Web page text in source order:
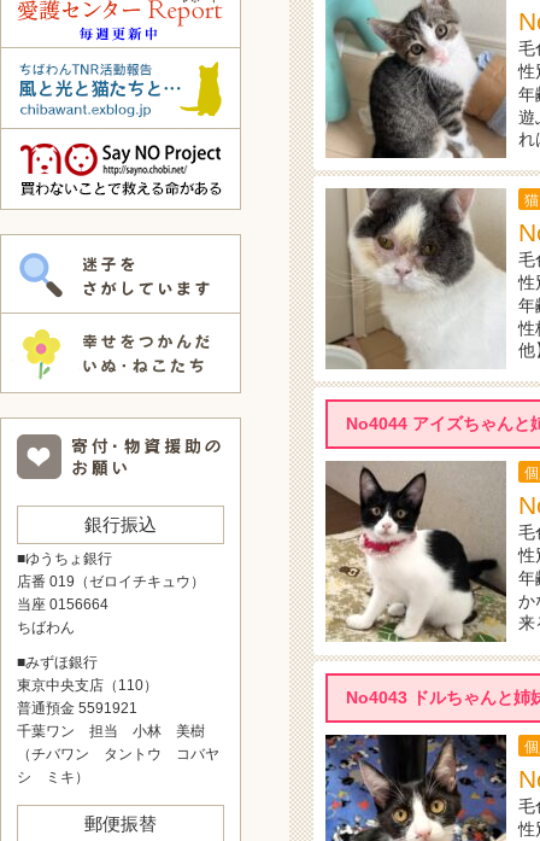
毛
性
年
遊
れ
毛
性
年
性
No4044 アイズちゃんと
毛
性
年
か
来
No4043 ドルちゃんと姉
毛
性
銀行振込
■ゆうちょ銀行
店番 019（ゼロイチキュウ）
当座 0156664
ちばわん
■みずほ銀行
東京中央支店（110）
普通預金 5591921
千葉ワン 担当 小林 美樹
（チバワン タントウ コバヤ
シ ミキ）
郵便振替